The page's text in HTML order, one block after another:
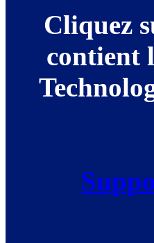
Cliquez
contient